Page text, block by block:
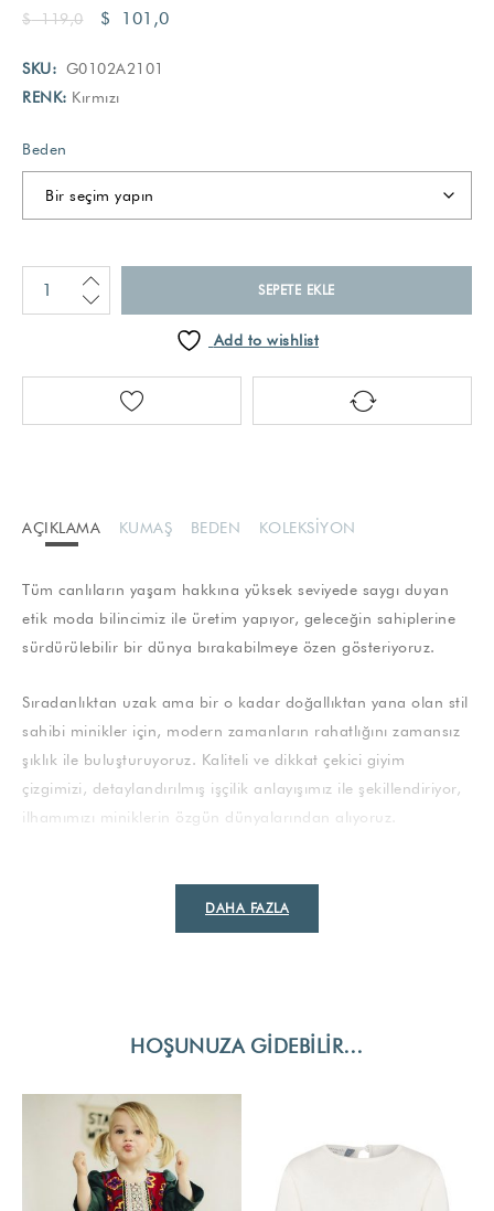
$119,0 $ 101,0
SKU: G0102A2101
RENK: Kırmızı
Beden
SEPETE EKLE
Add to wishlist
AÇIKLAMA KUMAŞ BEDEN KOLEKSIYON
Tüm canlıların yaşam hakkına yüksek seviyede saygı duyan
etik moda bilincimiz ile üretim yapıyor, geleceğin sahiplerine
sürdürülebilir bir dünya bırakabilmeye özen gösteriyoruz.
Sıradanlıktan uzak ama bir o kadar doğallıktan yana olan stil
sahibi minikler için, modern zamanların rahatlığını zamansız
şıklık ile buluşturuyoruz. Kaliteli ve dikkat çekici giyim
çizgimizi, detaylandırılmış işçilik anlayışımız ile şekillendiriyor,
ilhamımızı miniklerin özgün dünyalarından alıyoruz.
DAHA FAZLA
HOŞUNUZA GIDEBILIR…